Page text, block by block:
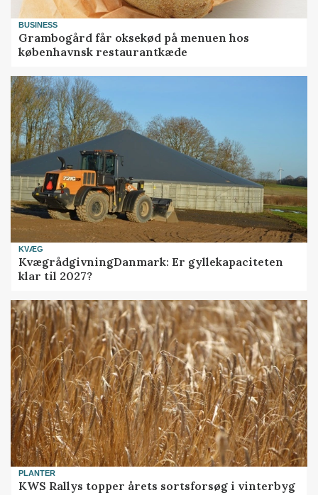
BUSINESS
Grambogård får oksekød på menuen hos
københavnsk restaurantkæde
KVÆG
KvægrådgivningDanmark: Er gyllekapaciteten
klar til 2027?
PLANTER
KWS Rallys topper årets sortsforsøg i vinterbyg